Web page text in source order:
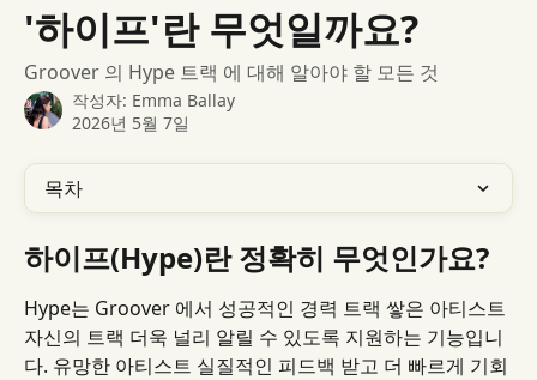
'하이프'란 무엇일까요?
Groover 의 Hype 트랙 에 대해 알아야 할 모든 것
작성자: Emma Ballay
2026년 5월 7일
목차
하이프(Hype)란 정확히 무엇인가요?
Hype는 Groover 에서 성공적인 경력 트랙 쌓은 아티스트
자신의 트랙 더욱 널리 알릴 수 있도록 지원하는 기능입니
다. 유망한 아티스트 실질적인 피드백 받고 더 빠르게 기회